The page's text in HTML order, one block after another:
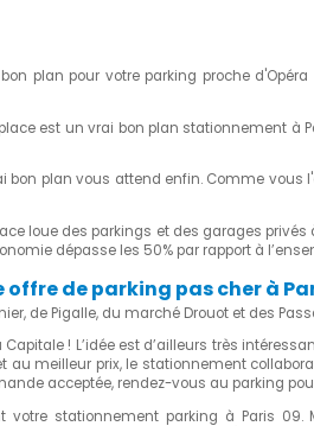
blanche
de l'Est
DISPONIBLE
BOOKING ONLY FOR
DAILY
plan pour votre parking proche
est un vrai bon plan stationnement
bon plan vous attend enfin. Comme
loue des parkings et des garages
dépasse les 50% par rapport à
de parking pas cher à
de Pigalle, du marché Drouot et des
! L’idée est d’ailleurs très
au meilleur prix, le stationnement
acceptée, rendez-vous au parking
stationnement parking à Paris